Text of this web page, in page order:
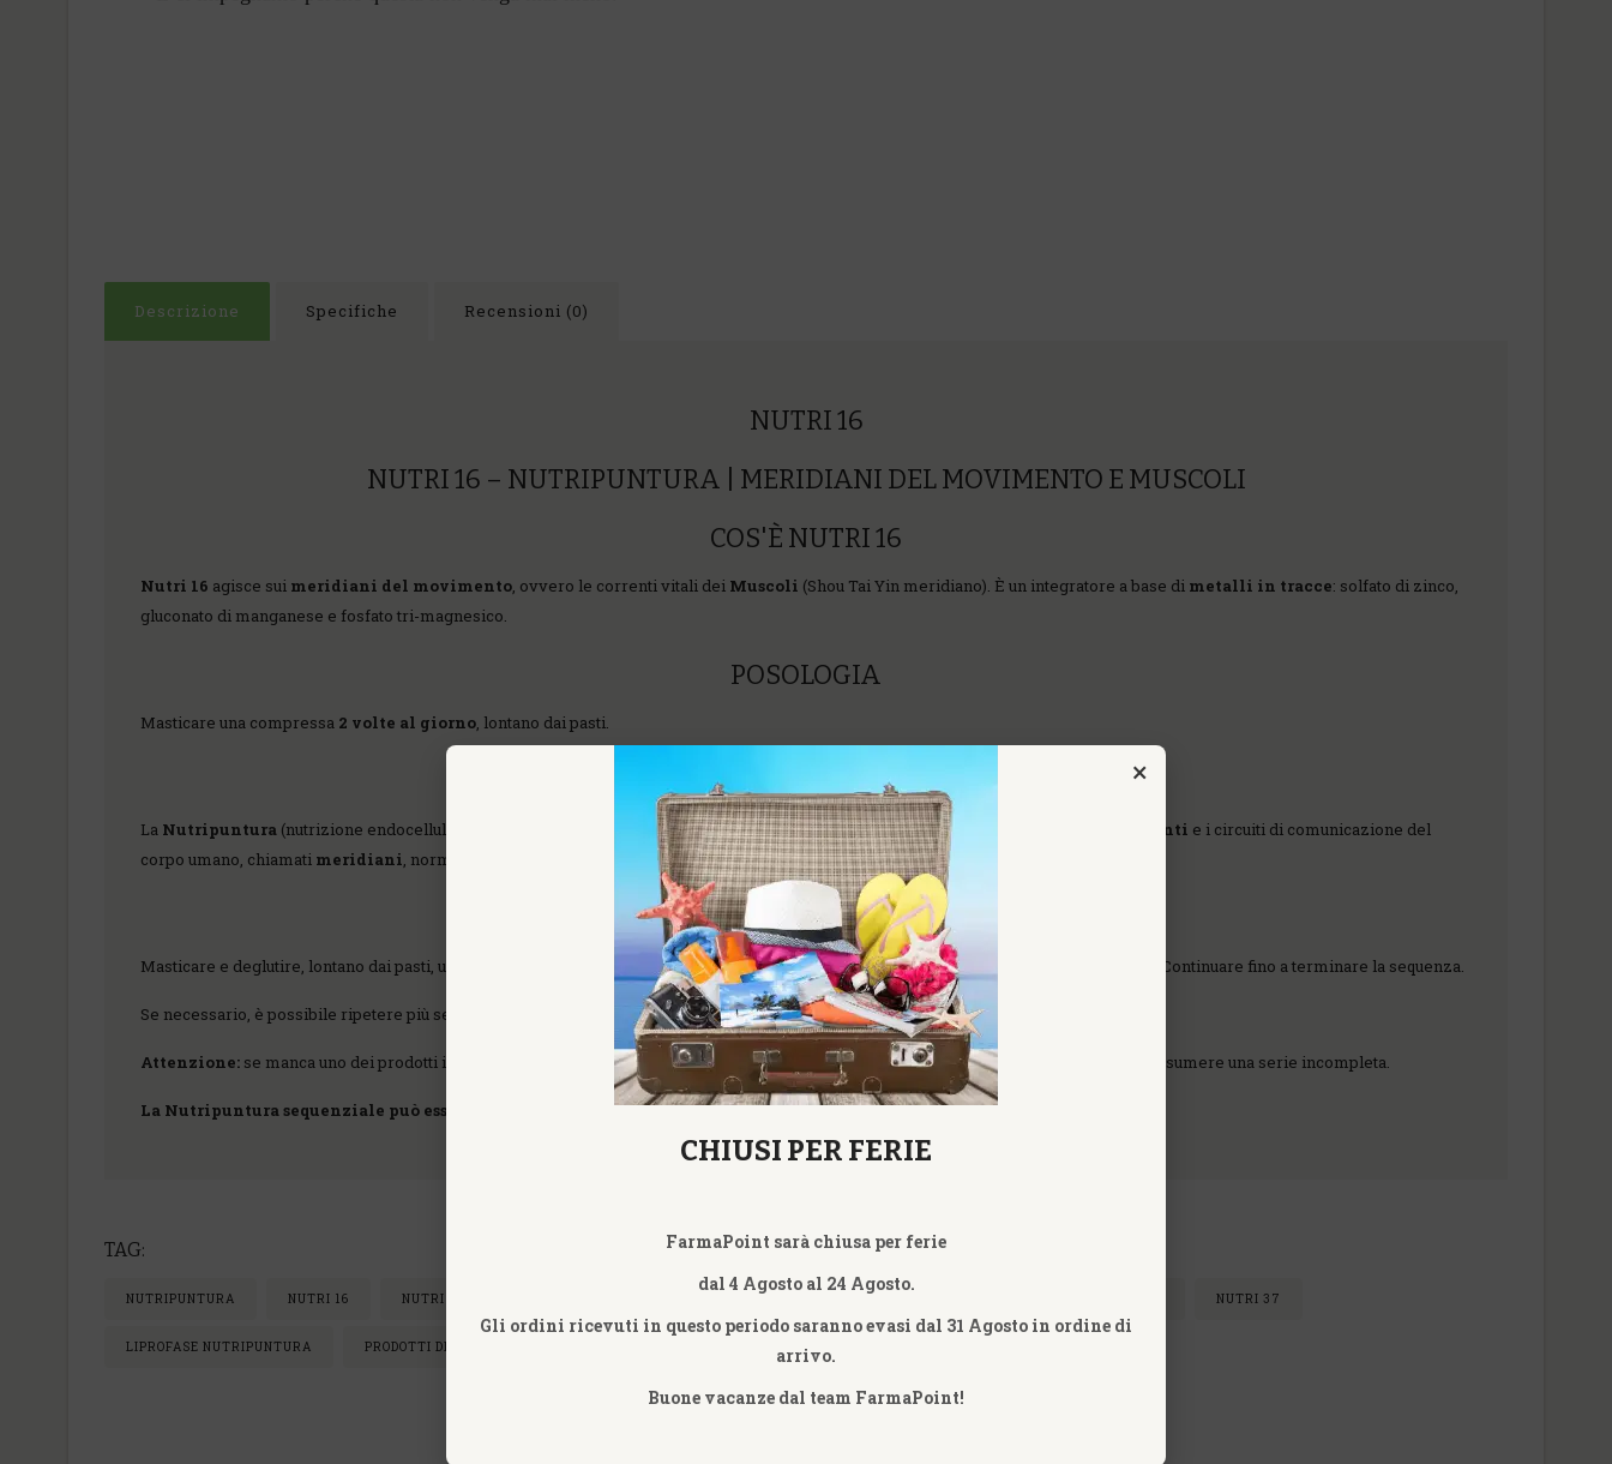
Descrizione Specifiche Recensioni (0)
NUTRI 16
NUTRI 16 – NUTRIPUNTURA | MERIDIANI DEL MOVIMENTO E MUSCOLI
COS'È NUTRI 16
Nutri 16 agisce sui meridiani del movimento, ovvero le correnti vitali dei Muscoli (Shou Tai Yin meridiano). È un integratore a base di metalli in tracce: solfato di zinco,
gluconato di manganese e fosfato tri-magnesico.
POSOLOGIA
Masticare una compressa 2 volte al giorno, lontano dai pasti.
COS'È LA NUTRIPUNTURA
La Nutripuntura (nutrizione endocellulare) è una disciplina medica complementare nata dalle ricerche sulle relazioni tra oligoelementi e i circuiti di comunicazione del
corpo umano, chiamati meridiani, normalmente utilizzati in agopuntura.
ISTRUZIONI PER L'USO – NUTRIPUNTURA SEQUENZIALE
Masticare e deglutire, lontano dai pasti, una compressa del primo Nutri. Masticare subito dopo una compressa del nutrimento seguente. Continuare fino a terminare la sequenza.
Se necessario, è possibile ripetere più serie una dopo l'altra.
Attenzione: se manca uno dei prodotti indicati nella sequenza, gli altri nutrienti non produrranno l'effetto desiderato. Non è possibile assumere una serie incompleta.
La Nutripuntura sequenziale può essere consigliata solo da operatori della salute formati in Nutripuntura.
TAG:
NUTRIPUNTURA NUTRI 16 NUTRI 02 NUTRI 10 NUTRI 18 NUTRI 37
LIPROFASE NUTRIPUNTURA PRODOTTI DINE
×
CHIUSI PER FERIE
FarmaPoint sarà chiusa per ferie
dal 4 Agosto al 24 Agosto.
Gli ordini ricevuti in questo periodo saranno evasi dal 31 Agosto in ordine di
arrivo.
Buone vacanze dal team FarmaPoint!